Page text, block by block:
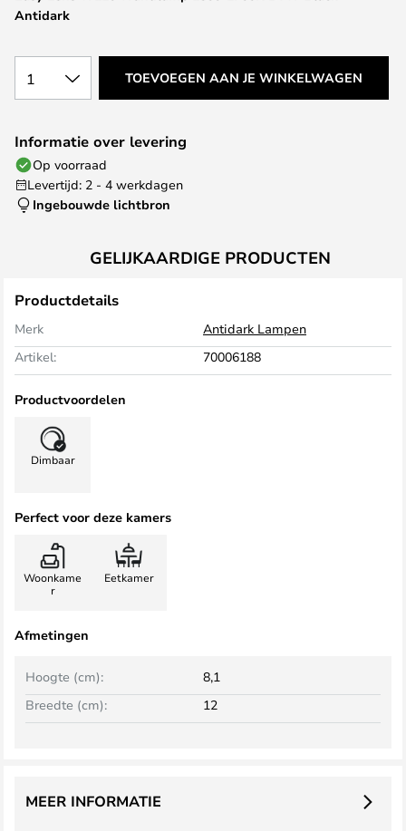
Antidark
1 TOEVOEGEN AAN JE WINKELWAGEN
Informatie over levering
Op voorraad
Levertijd: 2 - 4 werkdagen
Ingebouwde lichtbron
GELIJKAARDIGE PRODUCTEN
Productdetails
Merk
Antidark Lampen
Artikel:
70006188
Productvoordelen
Dimbaar
Perfect voor deze kamers
Woonkame
r
Eetkamer
Afmetingen
Breedte (cm): 12
Hoogte (cm): 8,1
MEER INFORMATIE